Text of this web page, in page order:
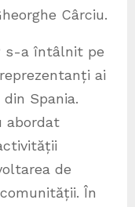
Cârciu.
s-a întâlnit pe
ai
Spania.
abordat
de
În